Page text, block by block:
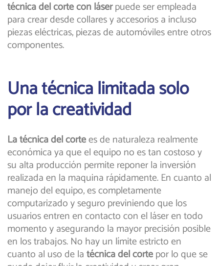
técnica del corte con láserpuede ser empleada
para crear desde collares y accesorios a incluso
piezas eléctricas, piezas de automóviles entre otros
componentes.
Una técnica limitada solo
por la creatividad
La técnica del cortees de naturaleza realmente
económica ya que el equipo no es tan costoso y
su alta producción permite reponer la inversión
realizada en la maquina rápidamente. En cuanto al
manejo del equipo, es completamente
computarizado y seguro previniendo que los
usuarios entren en contacto con el láser en todo
momento y asegurando la mayor precisión posible
en los trabajos. No hay un límite estricto en
cuanto al uso de latécnica del cortepor lo que se